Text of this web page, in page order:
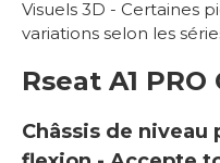
Visuels 3D - Certaines
variations selon les
Rseat A1 PRO
Châssis de niveau